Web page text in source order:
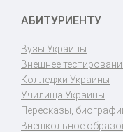
АБИТУРИЕНТУ
Вузы Украины
Внешнее
Колледжи Украины
Училища Украины
Пересказы,
Внешкольное